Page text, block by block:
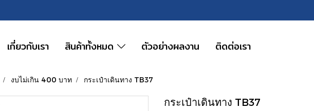
เกี่ยวกับเรา สินค้าทั้งหมด ตัวอย่างผลงาน ติดต่อเรา
งบไม่เกิน 400 บาท กระเป๋าเดินทาง TB37
กระเป๋าเดินทาง TB37